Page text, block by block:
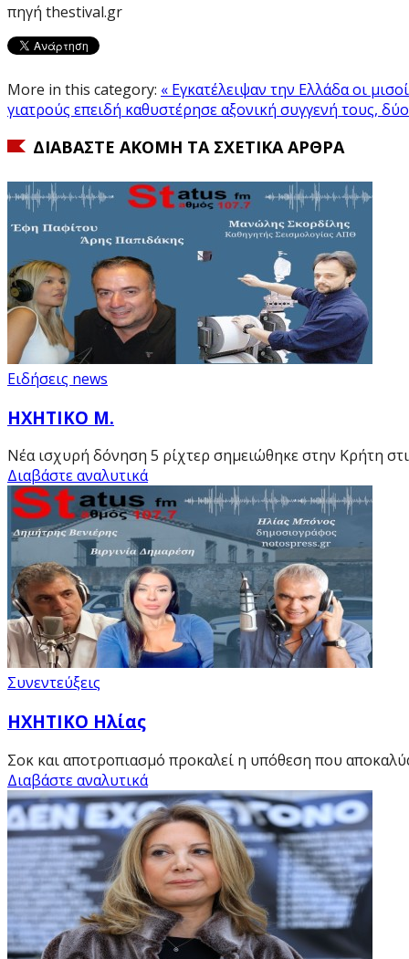
πηγή thestival.gr
More in this category: « Εγκατέλειψαν την Ελλάδα οι
γιατρούς επειδή καθυστέρησε αξονική συγγενή τους,
ΔΙΑΒΆΣΤΕ ΑΚΌΜΗ ΤΑ ΣΧΕΤΙΚΆ ΆΡΘΡΑ
Ειδήσεις news
ΗΧΗΤΙΚΟ Μ.
Νέα ισχυρή δόνηση 5 ρίχτερ σημειώθηκε στην Κρήτη
Διαβάστε αναλυτικά
Συνεντεύξεις
HXHTIKO Ηλίας
Σοκ και αποτροπιασμό προκαλεί η υπόθεση που
Διαβάστε αναλυτικά